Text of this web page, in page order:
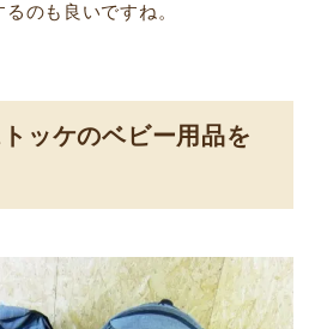
のも良いですね。
ッケのベビー用品を